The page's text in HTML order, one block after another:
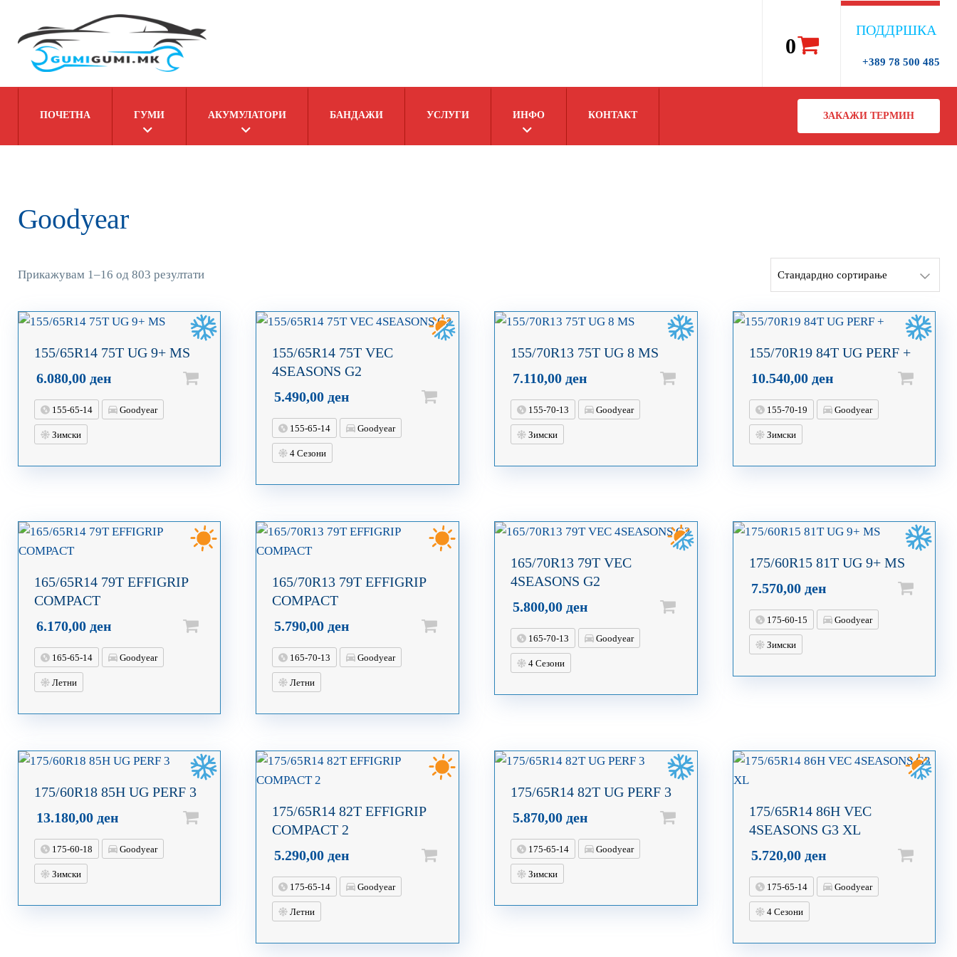
0
ПОДДРШКА
+389 78 500 485
ЗАКАЖИ ТЕРМИН
ПОЧЕТНА ГУМИ АКУМУЛАТОРИ БАНДАЖИ УСЛУГИ ИНФО КОНТАКТ
Goodyear
Прикажувам 1–16 од 803 резултати
155/65R14 75T UG 9+ MS
6.080,00 ден
155-65-14 Goodyear
Зимски
155/65R14 75T VEC
4SEASONS G2
5.490,00 ден
155-65-14 Goodyear
4 Сезони
155/70R13 75T UG 8 MS
7.110,00 ден
155-70-13 Goodyear
Зимски
155/70R19 84T UG PERF +
10.540,00 ден
155-70-19 Goodyear
Зимски
165/65R14 79T EFFIGRIP
COMPACT
6.170,00 ден
165-65-14 Goodyear
Летни
165/70R13 79T EFFIGRIP
COMPACT
5.790,00 ден
165-70-13 Goodyear
Летни
165/70R13 79T VEC
4SEASONS G2
5.800,00 ден
165-70-13 Goodyear
4 Сезони
175/60R15 81T UG 9+ MS
7.570,00 ден
175-60-15 Goodyear
Зимски
175/60R18 85H UG PERF 3
13.180,00 ден
175-60-18 Goodyear
Зимски
175/65R14 82T EFFIGRIP
COMPACT 2
5.290,00 ден
175-65-14 Goodyear
Летни
175/65R14 82T UG PERF 3
5.870,00 ден
175-65-14 Goodyear
Зимски
175/65R14 86H VEC
4SEASONS G3 XL
5.720,00 ден
175-65-14 Goodyear
4 Сезони